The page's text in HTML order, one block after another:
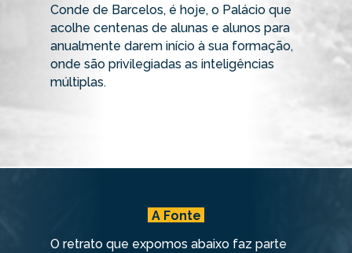
Conde de Barcelos, é hoje, o Palácio que
acolhe centenas de alunas e alunos para
anualmente darem início à sua formação,
onde são privilegiadas as inteligências
múltiplas.
A Fonte
O retrato que expomos abaixo faz parte